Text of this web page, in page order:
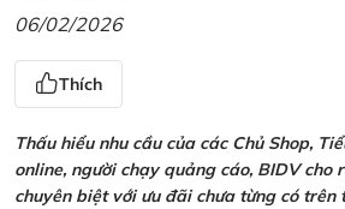
06/02/2026
Thích
Thấu hiểu nhu cầu của các Chủ Shop,
online, người chạy quảng cáo, BIDV cho
chuyên biệt với ưu đãi chưa từng có trên